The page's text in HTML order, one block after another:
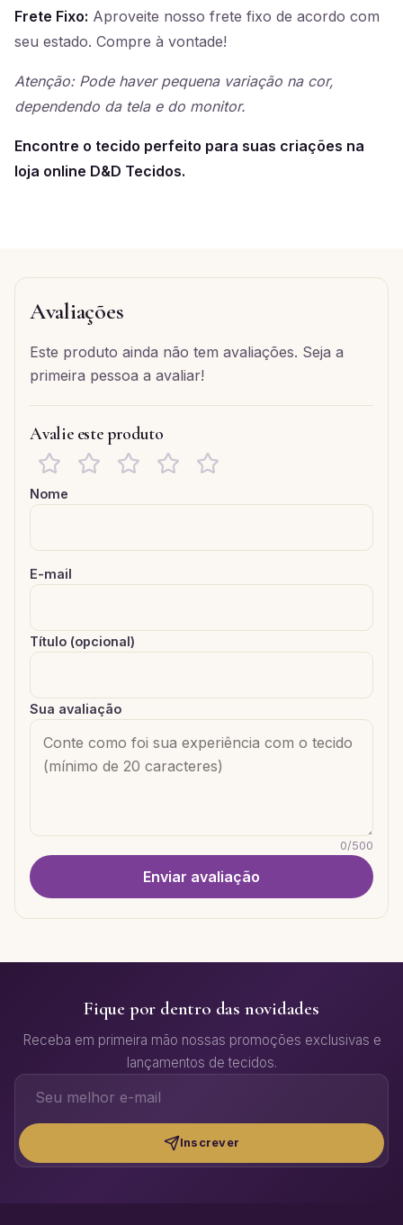
Frete Fixo: Aproveite nosso frete fixo de acordo com
seu estado. Compre à vontade!
Atenção: Pode haver pequena variação na cor,
dependendo da tela e do monitor.
Encontre o tecido perfeito para suas criações na
loja online D&D Tecidos.
Avaliações
Este produto ainda não tem avaliações. Seja a
primeira pessoa a avaliar!
Avalie este produto
Nome
E-mail
Título (opcional)
Sua avaliação
0/500
Enviar avaliação
Fique por dentro das novidades
Receba em primeira mão nossas promoções exclusivas e
lançamentos de tecidos.
Inscrever